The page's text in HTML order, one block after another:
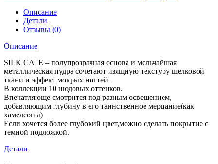
Описание
Детали
Отзывы (0)
Описание
SILK CATE – полупрозрачная основа и мельчайшая
металлическая пудра сочетают изящную текстуру шелковой
ткани и эффект мокрых ногтей.
В коллекции 10 нюдовых оттенков.
Впечатляюще смотрится под разным освещением,
добавляющим глубину в его таинственное мерцание(как
хамелеоны)
Если хочется более глубокий цвет,можно сделать покрытие с
темной подложкой.
Детали